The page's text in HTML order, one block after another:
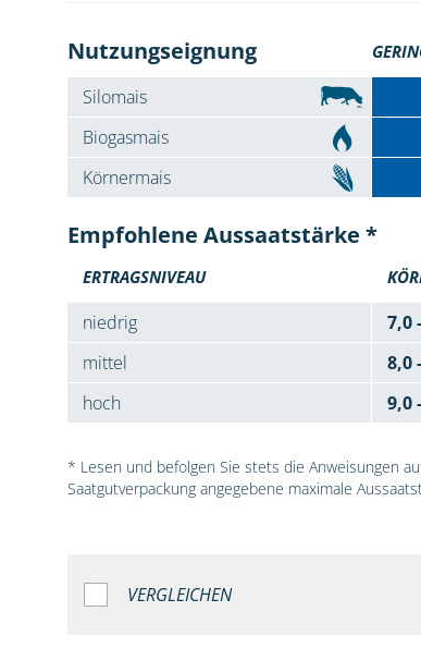
Nutzungseignung
Silomais
Biogasmais
Körnermais
Empfohlene Aussaatstärke *
ERTRAGSNIVEAU
niedrig
7,0
mittel
8,0
hoch
9,0
* Lesen und befolgen Sie stets die Anweisungen
Saatgutverpackung angegebene maximale
VERGLEICHEN